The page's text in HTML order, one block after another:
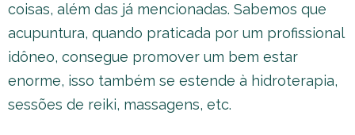
coisas, além das já mencionadas. Sabemos que
acupuntura, quando praticada por um profissional
idôneo, consegue promover um bem estar
enorme, isso também se estende à hidroterapia,
sessões de reiki, massagens, etc.